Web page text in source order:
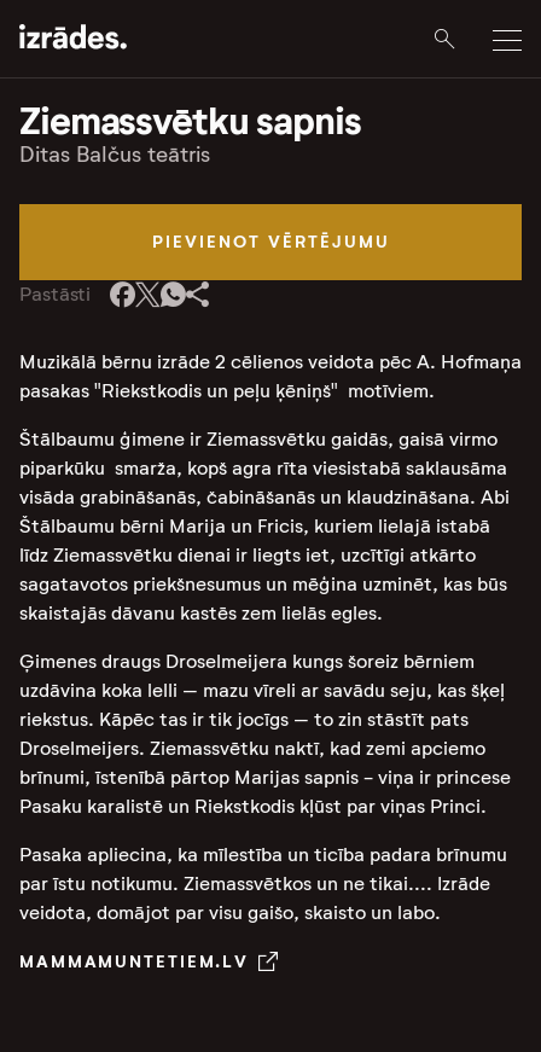
Ziemassvētku sapnis
Ditas Balčus teātris
PIEVIENOT VĒRTĒJUMU
Pastāsti
Muzikālā bērnu izrāde 2 cēlienos veidota pēc A. Hofmaņa
pasakas "Riekstkodis un peļu ķēniņš" motīviem.
Štālbaumu ģimene ir Ziemassvētku gaidās, gaisā virmo
piparkūku smarža, kopš agra rīta viesistabā saklausāma
visāda grabināšanās, čabināšanās un klaudzināšana. Abi
Štālbaumu bērni Marija un Fricis, kuriem lielajā istabā
līdz Ziemassvētku dienai ir liegts iet, uzcītīgi atkārto
sagatavotos priekšnesumus un mēģina uzminēt, kas būs
skaistajās dāvanu kastēs zem lielās egles.
Ģimenes draugs Droselmeijera kungs šoreiz bērniem
uzdāvina koka lelli – mazu vīreli ar savādu seju, kas šķeļ
riekstus. Kāpēc tas ir tik jocīgs – to zin stāstīt pats
Droselmeijers. Ziemassvētku naktī, kad zemi apciemo
brīnumi, īstenībā pārtop Marijas sapnis - viņa ir princese
Pasaku karalistē un Riekstkodis kļūst par viņas Princi.
Pasaka apliecina, ka mīlestība un ticība padara brīnumu
par īstu notikumu. Ziemassvētkos un ne tikai.... Izrāde
veidota, domājot par visu gaišo, skaisto un labo.
MAMMAMUNTETIEM.LV